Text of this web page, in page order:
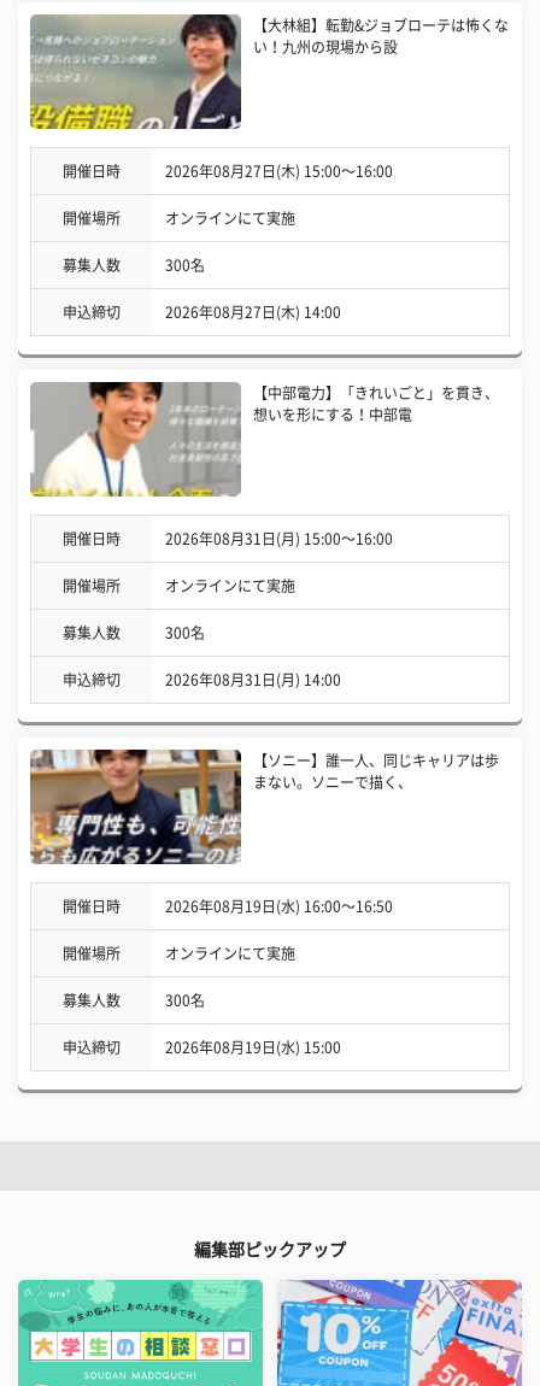
【大林組】転勤&ジョブローテは怖くな
い！九州の現場から設
開催日時 2026年08月27日(木) 15:00〜16:00
開催場所 オンラインにて実施
募集人数 300名
申込締切 2026年08月27日(木) 14:00
【中部電力】「きれいごと」を貫き、
想いを形にする！中部電
開催日時 2026年08月31日(月) 15:00〜16:00
開催場所 オンラインにて実施
募集人数 300名
申込締切 2026年08月31日(月) 14:00
【ソニー】誰一人、同じキャリアは歩
まない。ソニーで描く、
開催日時 2026年08月19日(水) 16:00〜16:50
開催場所 オンラインにて実施
募集人数 300名
申込締切 2026年08月19日(水) 15:00
編集部ピックアップ